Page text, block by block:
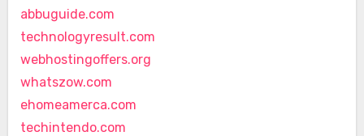
abbuguide.com
technologyresult.com
webhostingoffers.org
whatszow.com
ehomeamerca.com
techintendo.com